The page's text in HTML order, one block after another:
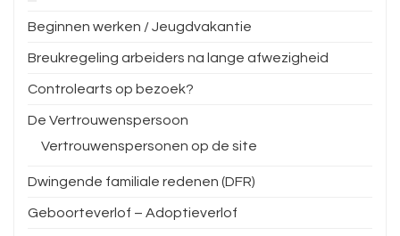
Beginnen werken / Jeugdvakantie
Breukregeling arbeiders na lange afwezigheid
Controlearts op bezoek?
De Vertrouwenspersoon
Vertrouwenspersonen op de site
Dwingende familiale redenen (DFR)
Geboorteverlof – Adoptieverlof